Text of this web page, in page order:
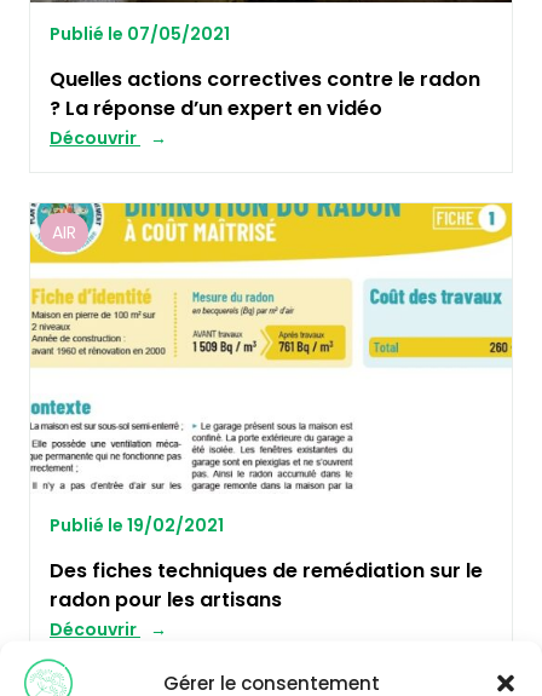
Gérer le consentement
Publié le 07/05/2021
Quelles actions correctives contre le radon
? La réponse d’un expert en vidéo
Découvrir
AIR
Publié le 19/02/2021
Des fiches techniques de remédiation sur le
radon pour les artisans
Découvrir